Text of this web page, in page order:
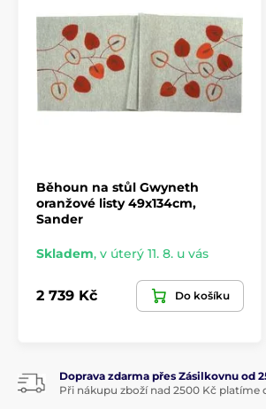
Běhoun na stůl Gwyneth
oranžové listy 49x134cm,
Sander
Skladem, v úterý 11. 8. u vás
2 739 Kč Do košíku
Doprava zdarma přes Zásilkovnu od
Při nákupu zboží nad 2500 Kč platíme